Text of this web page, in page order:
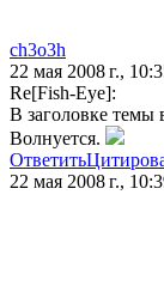
ch3o3h
22 мая 2008 г.,
Re[Fish-Eye]:
В заголовке темы
Волнуется.
Ответить
22 мая 2008 г.,